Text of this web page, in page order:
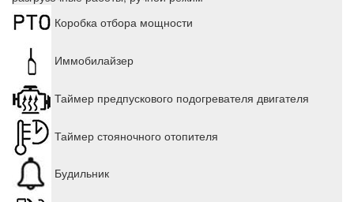
Коробка отбора мощности
Иммобилайзер
Таймер предпускового подогревателя двигателя
Таймер стояночного отопителя
Будильник